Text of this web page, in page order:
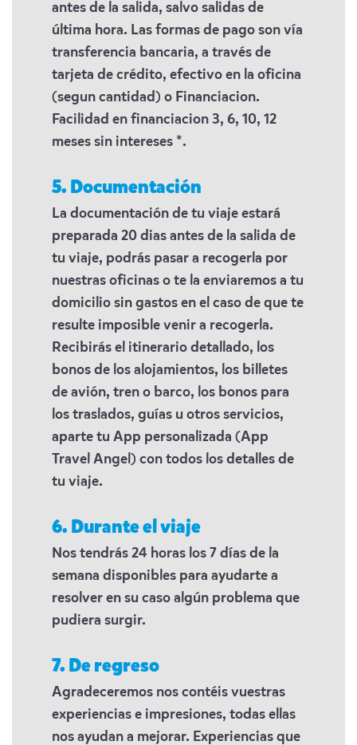
antes de la salida, salvo salidas de
última hora. Las formas de pago son vía
transferencia bancaria, a través de
tarjeta de crédito, efectivo en la oficina
(segun cantidad) o Financiacion.
Facilidad en financiacion 3, 6, 10, 12
meses sin intereses *.
5. Documentación
La documentación de tu viaje estará
preparada 20 dias antes de la salida de
tu viaje, podrás pasar a recogerla por
nuestras oficinas o te la enviaremos a tu
domicilio sin gastos en el caso de que te
resulte imposible venir a recogerla.
Recibirás el itinerario detallado, los
bonos de los alojamientos, los billetes
de avión, tren o barco, los bonos para
los traslados, guías u otros servicios,
aparte tu App personalizada (App
Travel Angel) con todos los detalles de
tu viaje.
6. Durante el viaje
Nos tendrás 24 horas los 7 días de la
semana disponibles para ayudarte a
resolver en su caso algún problema que
pudiera surgir.
7. De regreso
Agradeceremos nos contéis vuestras
experiencias e impresiones, todas ellas
nos ayudan a mejorar. Experiencias que